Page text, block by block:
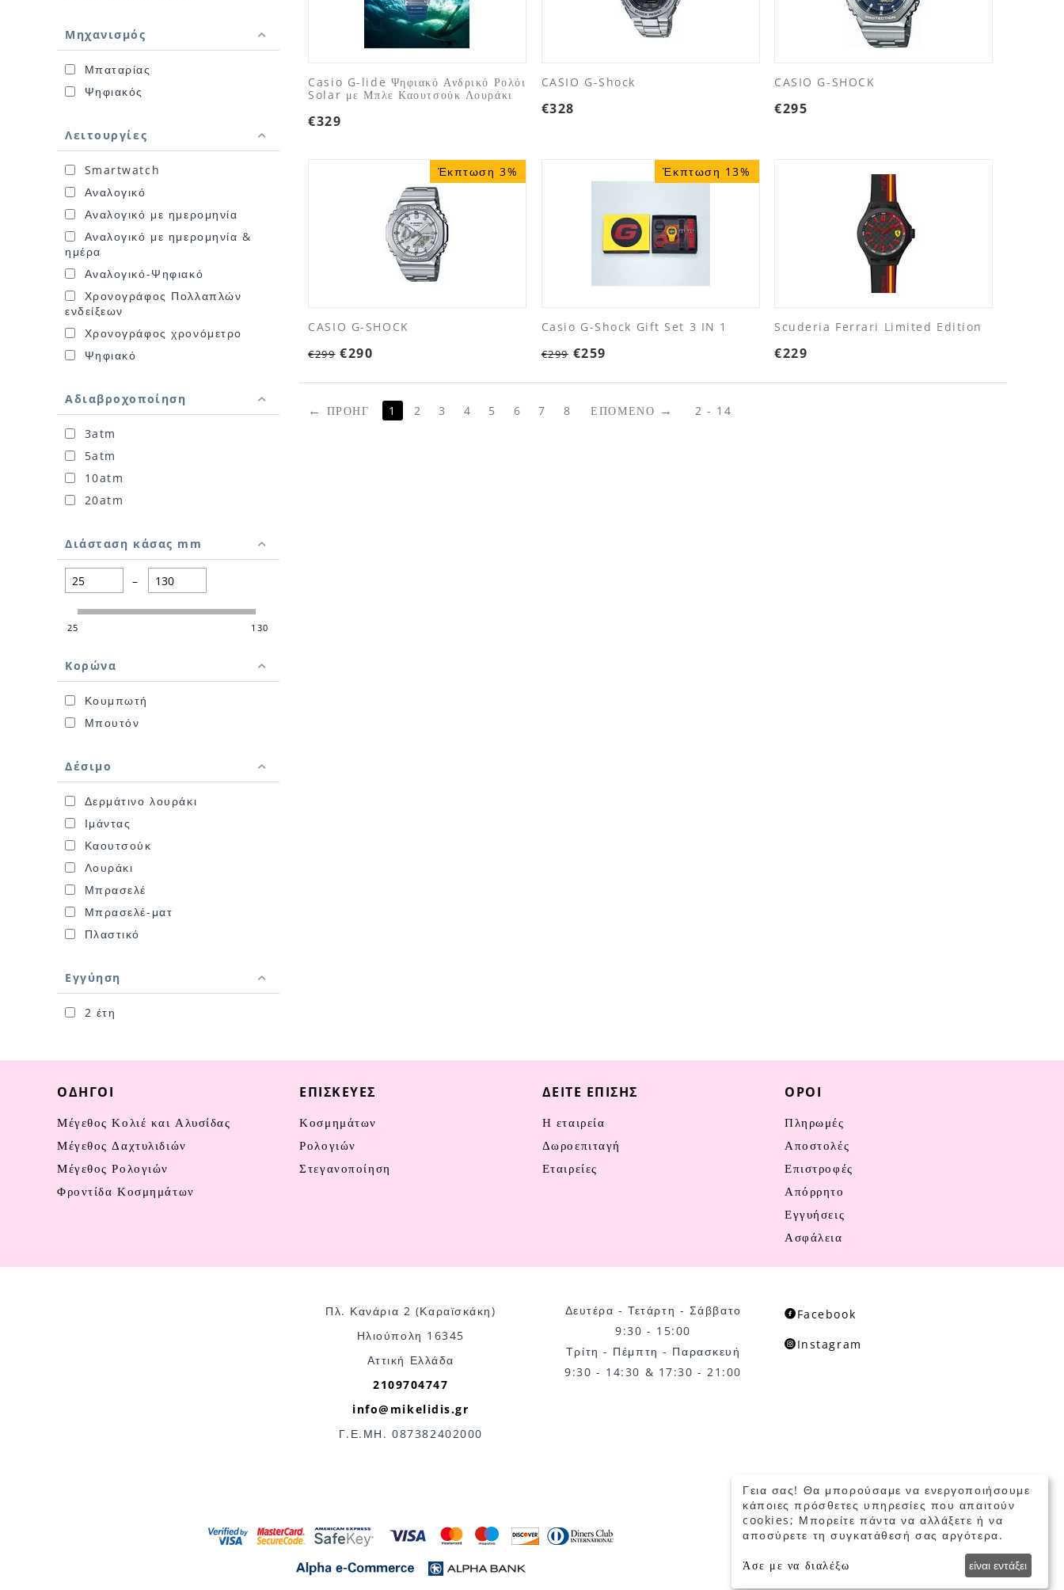
Μηχανισμός
Μπαταρίας
Ψηφιακός
Λειτουργίες
Smartwatch
Αναλογικό
Αναλογικό με ημερομηνία
Αναλογικό με ημερομηνία &
ημέρα
Αναλογικό-Ψηφιακό
Χρονογράφος Πολλαπλών
ενδείξεων
Χρονογράφος χρονόμετρο
Ψηφιακό
Αδιαβροχοποίηση
3atm
5atm
10atm
20atm
Διάσταση κάσας mm
–
25 130
Κορώνα
Κουμπωτή
Μπουτόν
Δέσιμο
Δερμάτινο λουράκι
Ιμάντας
Καουτσούκ
Λουράκι
Μπρασελέ
Μπρασελέ-ματ
Πλαστικό
Εγγύηση
2 έτη
Casio G-lide Ψηφιακό Ανδρικό Ρολόι
Solar με Μπλε Καουτσούκ Λουράκι
€329
CASIO G-Shock
€328
CASIO G-SHOCK
€295
Έκπτωση 3%
CASIO G-SHOCK
€299 €290
Έκπτωση 13%
Casio G-Shock Gift Set 3 IN 1
€299 €259
Scuderia Ferrari Limited Edition
€229
ΠΡΟΗΓ 1 2 3 4 5 6 7 8 ΕΠΌΜΕΝΟ 2 - 14
ΟΔΗΓΟΊ
Μέγεθος Κολιέ και Αλυσίδας
Μέγεθος Δαχτυλιδιών
Μέγεθος Ρολογιών
Φροντίδα Κοσμημάτων
ΕΠΙΣΚΕΥΈΣ
Κοσμημάτων
Ρολογιών
Στεγανοποίηση
ΔΕΊΤΕ ΕΠΊΣΗΣ
Η εταιρεία
Δωροεπιταγή
Εταιρείες
ΌΡΟΙ
Πληρωμές
Αποστολές
Επιστροφές
Απόρρητο
Εγγυήσεις
Ασφάλεια
Πλ. Κανάρια 2 (Καραϊσκάκη)
Ηλιούπολη 16345
Αττική Ελλάδα
2109704747
info@mikelidis.gr
Γ.Ε.ΜΗ. 087382402000
Δευτέρα - Τετάρτη - Σάββατο
9:30 - 15:00
Τρίτη - Πέμπτη - Παρασκευή
9:30 - 14:30 & 17:30 - 21:00
Facebook
Instagram
© 2022 - 2026 Mikelidis Jewelry
Γεια σας! Θα μπορούσαμε να ενεργοποιήσουμε
κάποιες πρόσθετες υπηρεσίες που απαιτούν
cookies; Μπορείτε πάντα να αλλάξετε ή να
αποσύρετε τη συγκατάθεσή σας αργότερα.
Άσε με να διαλέξω είναι εντάξει